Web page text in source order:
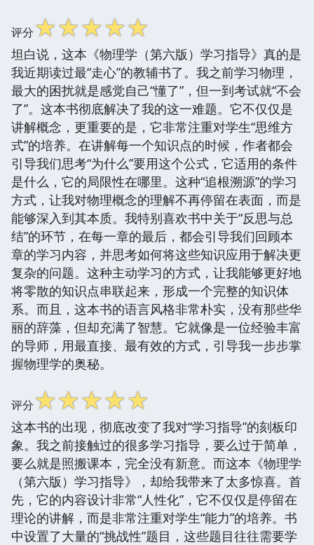
评分☆☆☆☆☆
坦白说，这本《物理学（第六版）学习指导》真的是
我近期读过最“走心”的教辅书了。我之前学习物理，
最大的困扰就是感觉自己“懂了”，但一到考试就“不会
了”。这本书彻底解决了我的这一难题。它不仅仅是
讲解概念，更重要的是，它非常注重对学生“思维方
式”的培养。在讲解每一个知识点的时候，作者都会
引导我们思考“为什么”要用这个公式，它适用的条件
是什么，它的局限性在哪里。这种“追根溯源”的学习
方式，让我对物理概念的理解不再停留在表面，而是
能够深入到其本质。我特别喜欢书中关于“反思与总
结”的环节，在每一章的最后，都会引导我们回顾本
章的学习内容，并思考如何将这些知识应用于解决更
复杂的问题。这种主动学习的方式，让我能够更好地
将零散的知识点串联起来，形成一个完整的知识体
系。而且，这本书的语言风格非常朴实，没有那些华
丽的辞藻，但却充满了智慧。它就像是一位经验丰富
的导师，用最直接、最有效的方式，引导我一步步掌
握物理学的奥秘。
评分☆☆☆☆☆
这本书的出现，彻底改变了我对“学习指导”的刻板印
象。我之前接触过的很多学习指导，要么过于简单，
要么就是照搬课本，完全没有新意。而这本《物理学
（第六版）学习指导》，却给我带来了太多惊喜。首
先，它的内容设计非常“人性化”，它不仅仅是停留在
理论的讲解，而是非常注重对学生“能力”的培养。书
中设置了大量的“挑战性”题目，这些题目往往需要学